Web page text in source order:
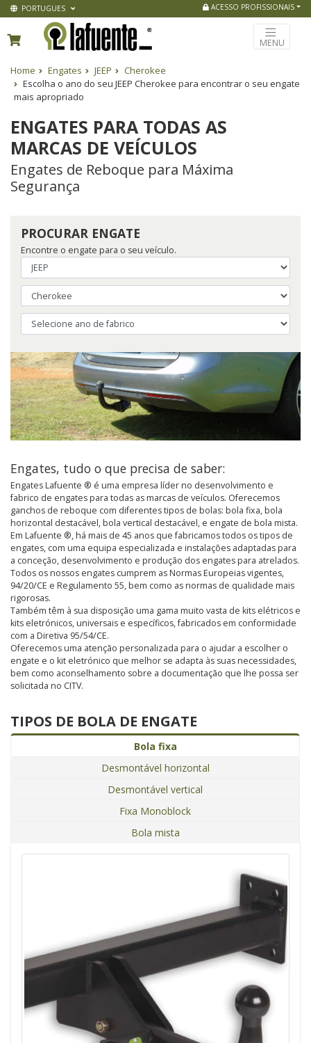
PORTUGUES ACESSO PROFISSIONAIS
MENU
Home Engates JEEP
Cherokee
Escolha o ano do seu JEEP Cherokee para encontrar o seu engate
mais apropriado
ENGATES PARA TODAS AS
MARCAS DE VEÍCULOS
Engates de Reboque para Máxima
Segurança
PROCURAR ENGATE
Encontre o engate para o seu veículo.
Engates, tudo o que precisa de saber:
Engates Lafuente ® é uma empresa líder no desenvolvimento e
fabrico de engates para todas as marcas de veículos. Oferecemos
ganchos de reboque com diferentes tipos de bolas: bola fixa, bola
horizontal destacável, bola vertical destacável, e engate de bola mista.
Em Lafuente ®, há mais de 45 anos que fabricamos todos os tipos de
engates, com uma equipa especializada e instalações adaptadas para
a conceção, desenvolvimento e produção dos engates para atrelados.
Todos os nossos engates cumprem as Normas Europeias vigentes,
94/20/CE e Regulamento 55, bem como as normas de qualidade mais
rigorosas.
Também têm à sua disposição uma gama muito vasta de kits elétricos e
kits eletrónicos, universais e específicos, fabricados em conformidade
com a Diretiva 95/54/CE.
Oferecemos uma atenção personalizada para o ajudar a escolher o
engate e o kit eletrónico que melhor se adapta às suas necessidades,
bem como aconselhamento sobre a documentação que lhe possa ser
solicitada no CITV.
TIPOS DE BOLA DE ENGATE
Bola fixa
Desmontável horizontal
Desmontável vertical
Fixa Monoblock
Bola mista